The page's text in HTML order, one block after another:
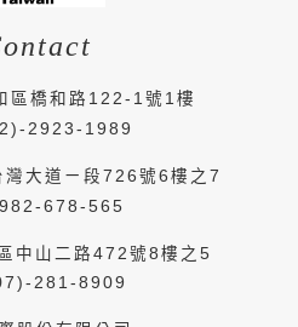
區橋和路122-1號1樓
2923-1989
灣大道ㄧ段726號6樓之7
678-565
中山二路472號8樓之5
281-8909